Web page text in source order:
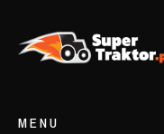
MENU